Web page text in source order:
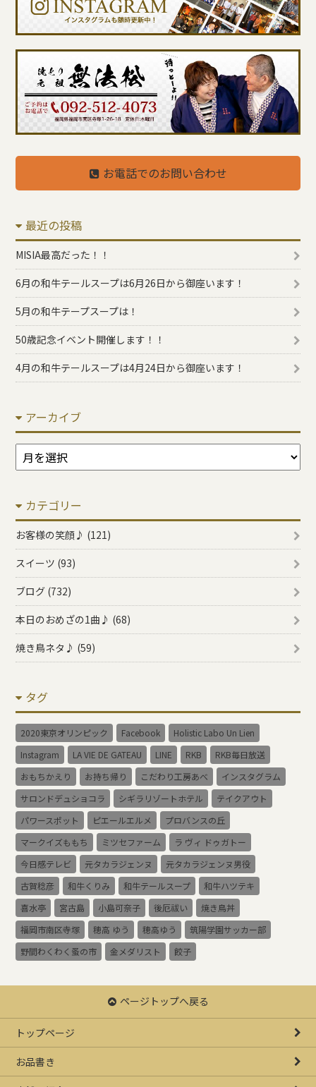
お電話でのお問い合わせ
最近の投稿
MISIA最高だった！！
6月の和牛テールスープは6月26日から御座います！
5月の和牛テープスープは！
50歳記念イベント開催します！！
4月の和牛テールスープは4月24日から御座います！
アーカイブ
ア
ー
イ
ブ
カテゴリー
お客様の笑顔♪ (121)
スイーツ (93)
ブログ (732)
本日のおめざの1曲♪ (68)
焼き鳥ネタ♪ (59)
タグ
2020東京オリンピック Facebook
Holistic Labo Un Lien
Instagram
LA VIE DE GATEAU LINE RKB
RKB毎日放送
おもちかえり
お持ち帰り こだわり工房あべ
インスタグラム
サロンドデュショコラ
シギラリゾートホテル
テイクアウト
パワースポット
ピエールエルメ
プロバンスの丘
マークイズももち
ミツセファーム
ラ ヴィ ドゥガトー
今日感テレビ
元タカラジェンヌ
元タカラジェンヌ男役
古賀稔彦
和牛くりみ 和牛テールスープ
和牛ハツテキ
喜水亭
宮古島 小島可奈子 後厄祓い
焼き鳥丼
福岡市南区寺塚
穂高 ゆう 穂高ゆう
筑陽学園サッカー部
野間わくわく蚤の市
金メダリスト 餃子
ページトップへ戻る
トップページ
お品書き